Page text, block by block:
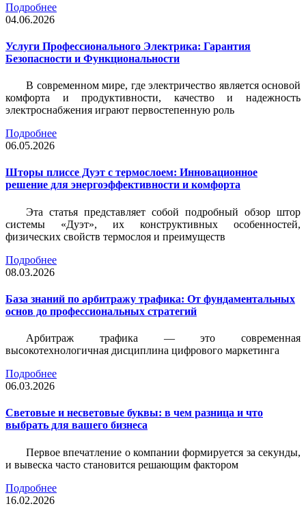
Подробнее
04.06.2026
Услуги Профессионального Электрика: Гарантия
Безопасности и Функциональности
В современном мире, где электричество является основой
комфорта и продуктивности, качество и надежность
электроснабжения играют первостепенную роль
Подробнее
06.05.2026
Шторы плиссе Дуэт с термослоем: Инновационное
решение для энергоэффективности и комфорта
Эта статья представляет собой подробный обзор штор
системы «Дуэт», их конструктивных особенностей,
физических свойств термослоя и преимуществ
Подробнее
08.03.2026
База знаний по арбитражу трафика: От фундаментальных
основ до профессиональных стратегий
Арбитраж трафика — это современная
высокотехнологичная дисциплина цифрового маркетинга
Подробнее
06.03.2026
Световые и несветовые буквы: в чем разница и что
выбрать для вашего бизнеса
Первое впечатление о компании формируется за секунды,
и вывеска часто становится решающим фактором
Подробнее
16.02.2026